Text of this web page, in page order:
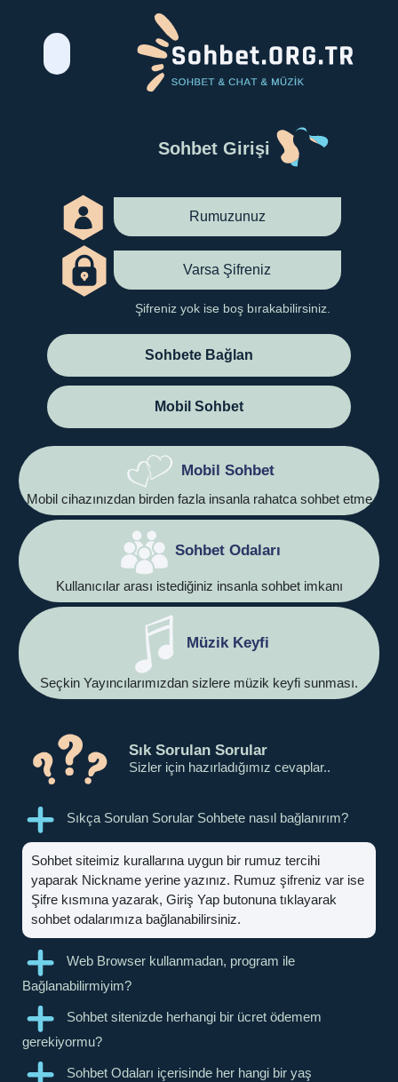
Sohbet Girişi
Şifreniz yok ise boş bırakabilirsiniz.
Sohbete Bağlan
Mobil Sohbet
Mobil Sohbet
Mobil cihazınızdan birden fazla insanla rahatca sohbet etme
Sohbet Odaları
Kullanıcılar arası istediğiniz insanla sohbet imkanı
Müzik Keyfi
Seçkin Yayıncılarımızdan sizlere müzik keyfi sunması.
Sık Sorulan Sorular
Sizler için hazırladığımız cevaplar..
Sıkça Sorulan Sorular Sohbete nasıl bağlanırım?
Sohbet siteimiz kurallarına uygun bir rumuz tercihi
yaparak Nickname yerine yazınız. Rumuz şifreniz var ise
Şifre kısmına yazarak, Giriş Yap butonuna tıklayarak
sohbet odalarımıza bağlanabilirsiniz.
Web Browser kullanmadan, program ile
Bağlanabilirmiyim?
Sohbet sitenizde herhangi bir ücret ödemem
gerekiyormu?
Sohbet Odaları içerisinde her hangi bir yaş